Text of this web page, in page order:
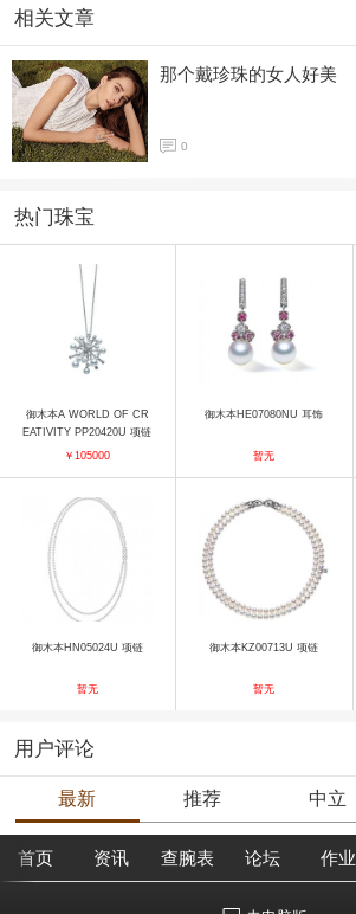
相关文章
那个戴珍珠的女人好美
0
热门珠宝
御木本A WORLD OF CR
EATIVITY PP20420U 项链
￥105000
御木本HE07080NU 耳饰
暂无
御木本HN05024U 项链
暂无
御木本KZ00713U 项链
暂无
用户评论
最新 推荐 中立
首页 资讯 查腕表 论坛 作业